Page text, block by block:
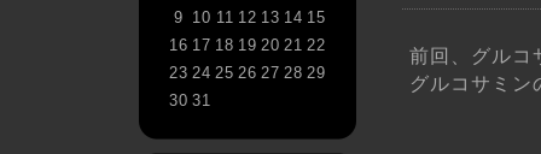
9 10 11 12 13 14 15
16 17 18 19 20 21 22
23 24 25 26 27 28 29
30 31
前回、グルコ
グルコサミン